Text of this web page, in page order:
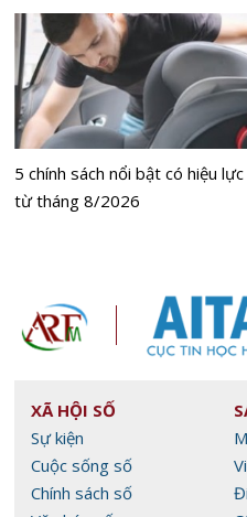
5 chính sách nổi bật có hiệu lực
từ tháng 8/2026
XÃ HỘI SỐ
Sự kiện
Cuộc sống số
Chính sách số